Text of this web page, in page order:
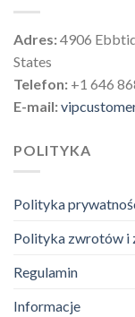
Adres:4906
States
Telefon: +1 646
E-mail:
POLITYKA
Polityka
Polityka zwrotów i
Regulamin
Informacje